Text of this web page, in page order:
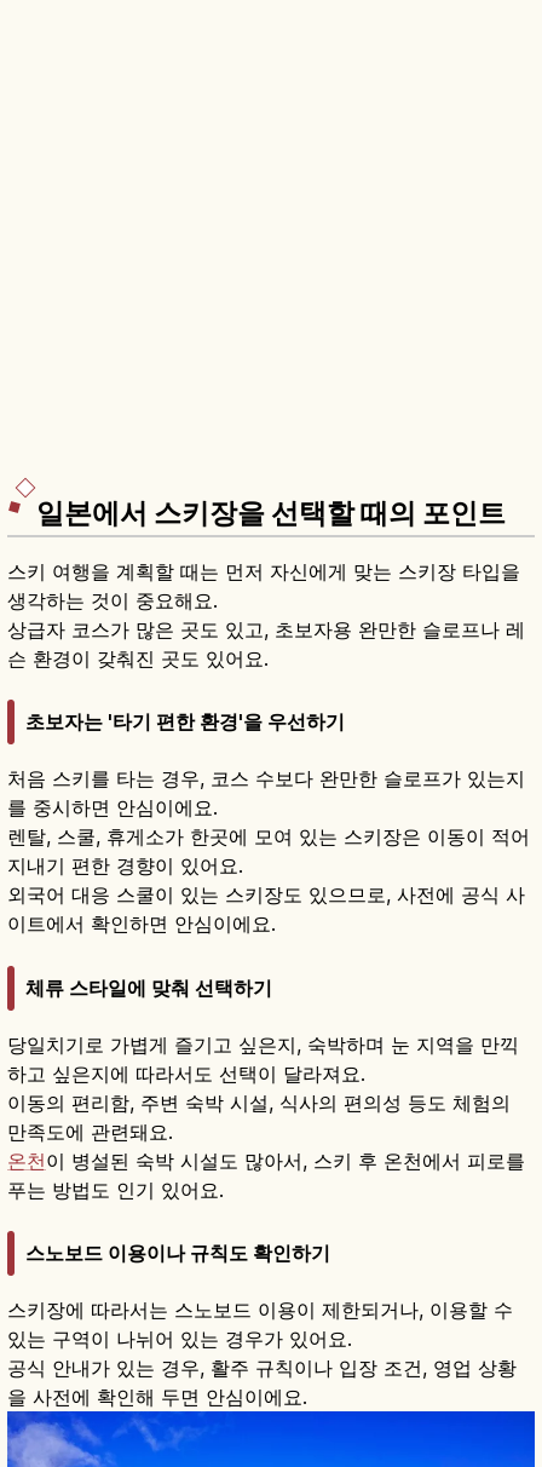
일본에서 스키장을 선택할 때의 포인트
스키 여행을 계획할 때는 먼저 자신에게 맞는 스키장 타입을
생각하는 것이 중요해요.
상급자 코스가 많은 곳도 있고, 초보자용 완만한 슬로프나 레
슨 환경이 갖춰진 곳도 있어요.
초보자는 '타기 편한 환경'을 우선하기
처음 스키를 타는 경우, 코스 수보다 완만한 슬로프가 있는지
를 중시하면 안심이에요.
렌탈, 스쿨, 휴게소가 한곳에 모여 있는 스키장은 이동이 적어
지내기 편한 경향이 있어요.
외국어 대응 스쿨이 있는 스키장도 있으므로, 사전에 공식 사
이트에서 확인하면 안심이에요.
체류 스타일에 맞춰 선택하기
당일치기로 가볍게 즐기고 싶은지, 숙박하며 눈 지역을 만끽
하고 싶은지에 따라서도 선택이 달라져요.
이동의 편리함, 주변 숙박 시설, 식사의 편의성 등도 체험의
만족도에 관련돼요.
온천이 병설된 숙박 시설도 많아서, 스키 후 온천에서 피로를
푸는 방법도 인기 있어요.
스노보드 이용이나 규칙도 확인하기
스키장에 따라서는 스노보드 이용이 제한되거나, 이용할 수
있는 구역이 나뉘어 있는 경우가 있어요.
공식 안내가 있는 경우, 활주 규칙이나 입장 조건, 영업 상황
을 사전에 확인해 두면 안심이에요.